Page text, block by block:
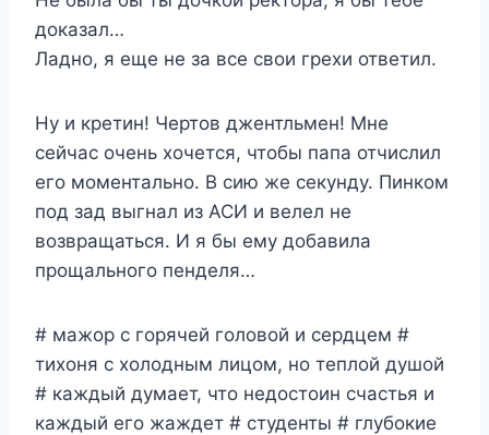
доказал…
Ладно, я еще не за все свои грехи ответил.
Ну и кретин! Чертов джентльмен! Мне
сейчас очень хочется, чтобы папа отчислил
его моментально. В сию же секунду. Пинком
под зад выгнал из АСИ и велел не
возвращаться. И я бы ему добавила
прощального пенделя…
# мажор с горячей головой и сердцем #
тихоня с холодным лицом, но теплой душой
# каждый думает, что недостоин счастья и
каждый его жаждет # студенты # глубокие